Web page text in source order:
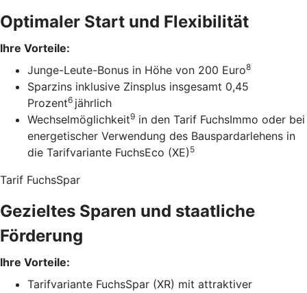
Optimaler Start und Flexibilität
Ihre Vorteile:
Junge-Leute-Bonus in Höhe von 200 Euro8
Sparzins inklusive Zinsplus insgesamt 0,45
Prozent6 jährlich
Wechselmöglichkeit9 in den Tarif FuchsImmo oder bei
energetischer Verwendung des Bauspardarlehens in
die Tarifvariante FuchsEco (XE) 5
Tarif FuchsSpar
Gezieltes Sparen und staatliche
Förderung
Ihre Vorteile:
Tarifvariante FuchsSpar (XR) mit attraktiver